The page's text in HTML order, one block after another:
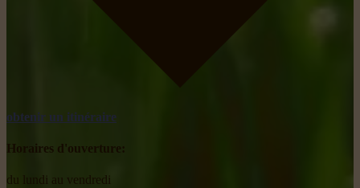
obtenir un itinéraire
Horaires d'ouverture:
du lundi au vendredi